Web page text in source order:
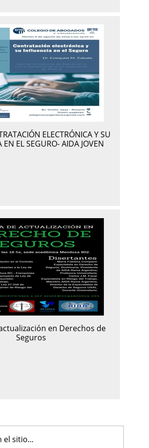
ELECTRÓNICA Y SU
EN EL SEGURO- AIDA JOVEN
en Derechos de
Seguros